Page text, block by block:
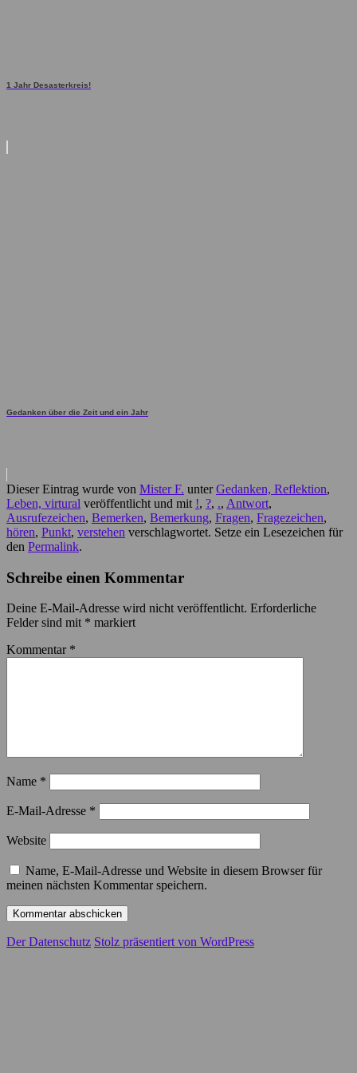
1 Jahr Desasterkreis!
Gedanken über die Zeit und ein Jahr
Dieser Eintrag wurde von Mister F. unterGedanken, Reflektion,
Leben, virtural veröffentlicht und mit !, ?, ., Antwort,
Ausrufezeichen, Bemerken, Bemerkung, Fragen, Fragezeichen,
hören, Punkt, verstehen verschlagwortet. Setze ein Lesezeichen für
den Permalink.
Schreibe einen Kommentar
Deine E-Mail-Adresse wird nicht veröffentlicht. Erforderliche
Felder sind mit * markiert
Kommentar *
Name *
E-Mail-Adresse *
Website
Name, E-Mail-Adresse und Website in diesem Browser für
meinen nächsten Kommentar speichern.
Der Datenschutz Stolz präsentiert von WordPress